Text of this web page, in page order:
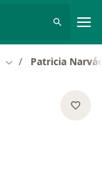
Cambiar de ciudad
Patricia